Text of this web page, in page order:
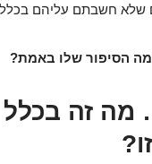
שלא חשבתם עליהם
הסיפור שלו באמת?
מה זה בכלל